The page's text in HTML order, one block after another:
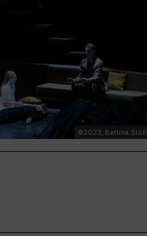
©2023, Bettina Stöß